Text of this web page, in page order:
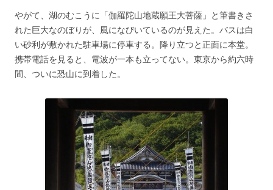
やがて、湖のむこうに「伽羅陀山地蔵願王大菩薩」と筆書きさ
れた巨大なのぼりが、風になびいているのが見えた。バスは白
い砂利が敷かれた駐車場に停車する。降り立つと正面に本堂。
携帯電話を見ると、電波が一本も立ってない。東京から約六時
間、ついに恐山に到着した。